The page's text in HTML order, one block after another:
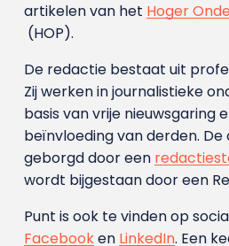
artikelen van het Hoger
(HOP).
De redactie bestaat uit
Zij werken in journalistieke
basis van vrije nieuwsgaring
beïnvloeding van derden. De
geborgd door een
wordt bijgestaan door een
Punt is ook te vinden op
Facebooken LinkedIn. Een